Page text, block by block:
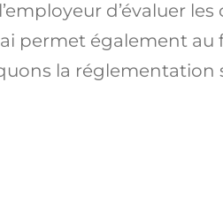
d’évaluer
permet également
la